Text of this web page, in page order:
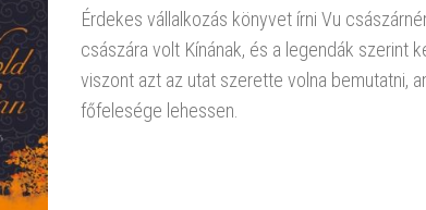
Érdekes vállalkozás könyvet írni Vu
császára volt Kínának, és a legendák szerint
viszont azt az utat szerette volna bemutatni,
főfelesége lehessen.